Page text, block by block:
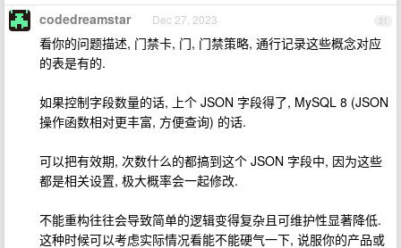
21
codedreamstar Dec 27, 2023
看你的问题描述, 门禁卡, 门, 门禁策略, 通行记录这些概念对应
的表是有的.
如果控制字段数量的话, 上个 JSON 字段得了, MySQL 8 (JSON
操作函数相对更丰富, 方便查询) 的话.
可以把有效期, 次数什么的都搞到这个 JSON 字段中, 因为这些
都是相关设置, 极大概率会一起修改.
不能重构往往会导致简单的逻辑变得复杂且可维护性显著降低.
这种时候可以考虑实际情况看能不能硬气一下, 说服你的产品或